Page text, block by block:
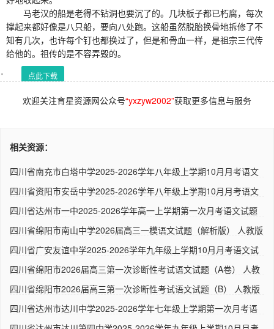
马老汉的船是老得不钻洞也要沉了的。几块板子都已朽腐，每次
撑起来都好像是八只船，要向八处跑。这船虽然脱胎换骨地拆修了不
知有几次，也许每个钉也都换过了，但是和骨血一样，是祖宗三代传
给他的。祖传的是不容弄毁的。
点此下载
欢迎关注育星资源网公众号“yxzyw2002”获取更多信息与服务
相关资源：
四川省南充市白塔中学2025-2026学年八年级上学期10月月考语文
四川省资阳市安岳中学2025-2026学年八年级上学期10月月考语文
四川省达州市一中2025-2026学年高一上学期第一次月考语文试题
四川省绵阳市南山中学2026届高三一模语文试题（解析版） 人教版
四川省广安友谊中学2025-2026学年九年级上学期10月月考语文试
四川省绵阳市2026届高三第一次诊断性考试语文试题（A卷） 人教
四川省绵阳市2026届高三第一次诊断性考试语文试题（B） 人教版
四川省达州市达川中学2025-2026学年七年级上学期第一次月考语